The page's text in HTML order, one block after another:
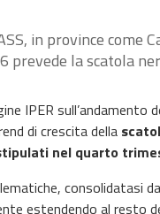
in province
la scatola
IPER
di crescita della
nel quarto
consolidatasi
estendendo al resto